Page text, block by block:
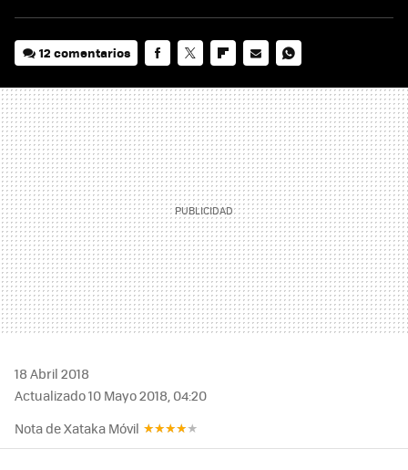
12 comentarios
MAIL
18 Abril 2018
Actualizado 10 Mayo 2018, 04:20
Nota de Xataka Móvil